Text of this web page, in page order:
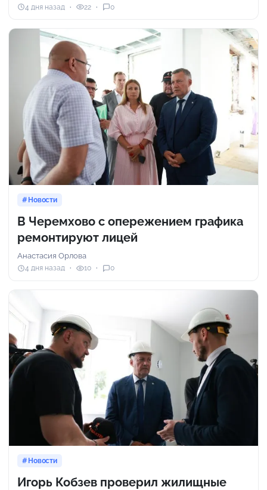
4 дня назад 22 0
Новости
В Черемхово с опережением графика
ремонтируют лицей
Анастасия Орлова
4 дня назад 10 0
Новости
Игорь Кобзев проверил жилищные